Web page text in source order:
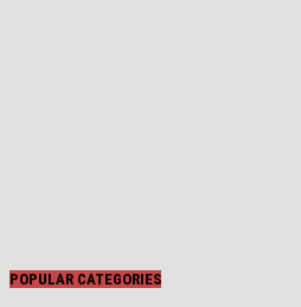
POPULAR CATEGORIES